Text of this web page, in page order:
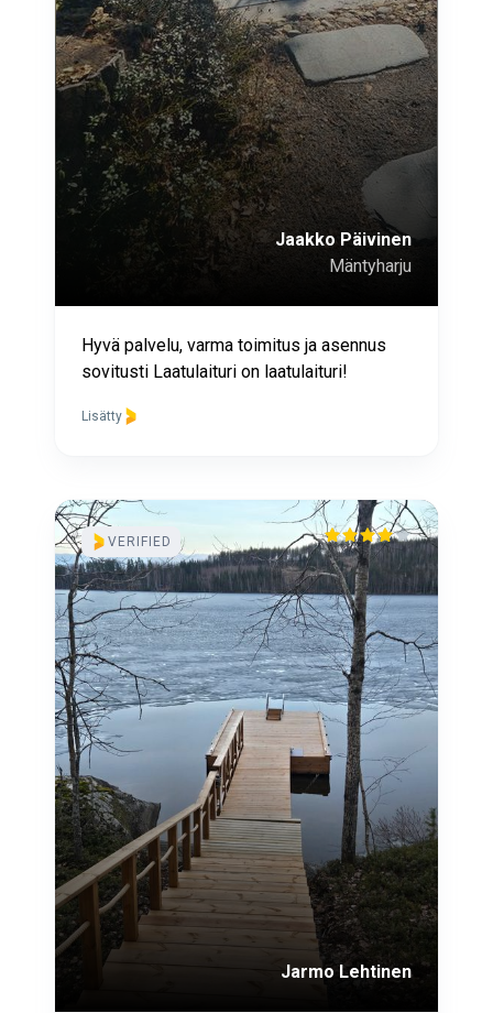
Jaakko Päivinen
Mäntyharju
Hyvä palvelu, varma toimitus ja asennus
sovitusti Laatulaituri on laatulaituri!
Lisätty
VERIFIED
Jarmo Lehtinen